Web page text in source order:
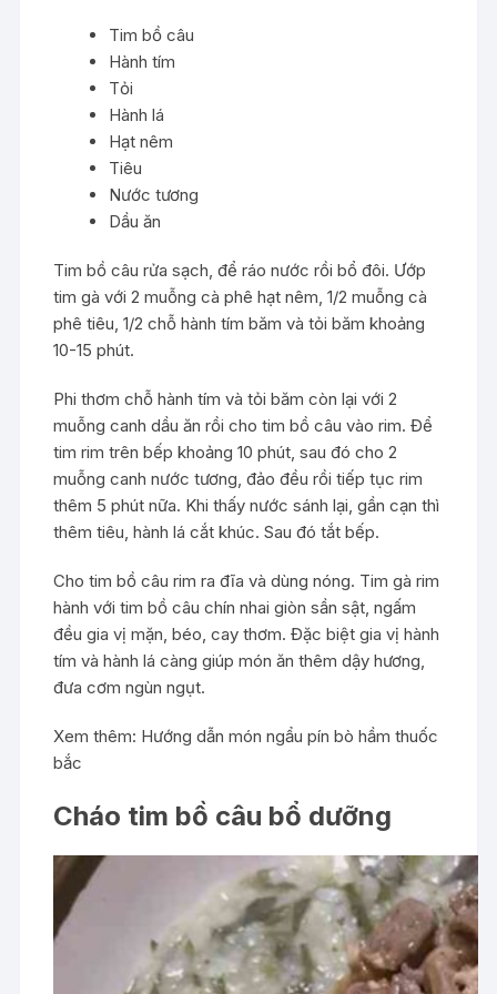
Tim bồ câu
Hành tím
Tỏi
Hành lá
Hạt nêm
Tiêu
Nước tương
Dầu ăn
Tim bồ câu rửa sạch, để ráo nước rồi bổ đôi. Ướp
tim gà với 2 muỗng cà phê hạt nêm, 1/2 muỗng cà
phê tiêu, 1/2 chỗ hành tím băm và tỏi băm khoảng
10-15 phút.
Phi thơm chỗ hành tím và tỏi băm còn lại với 2
muỗng canh dầu ăn rồi cho tim bồ câu vào rim. Để
tim rim trên bếp khoảng 10 phút, sau đó cho 2
muỗng canh nước tương, đảo đều rồi tiếp tục rim
thêm 5 phút nữa. Khi thấy nước sánh lại, gần cạn thì
thêm tiêu, hành lá cắt khúc. Sau đó tắt bếp.
Cho tim bồ câu rim ra đĩa và dùng nóng. Tim gà rim
hành với tim bồ câu chín nhai giòn sần sật, ngấm
đều gia vị mặn, béo, cay thơm. Đặc biệt gia vị hành
tím và hành lá càng giúp món ăn thêm dậy hương,
đưa cơm ngùn ngụt.
Xem thêm: Hướng dẫn món ngẩu pín bò hầm thuốc
bắc
Cháo tim bồ câu bổ dưỡng